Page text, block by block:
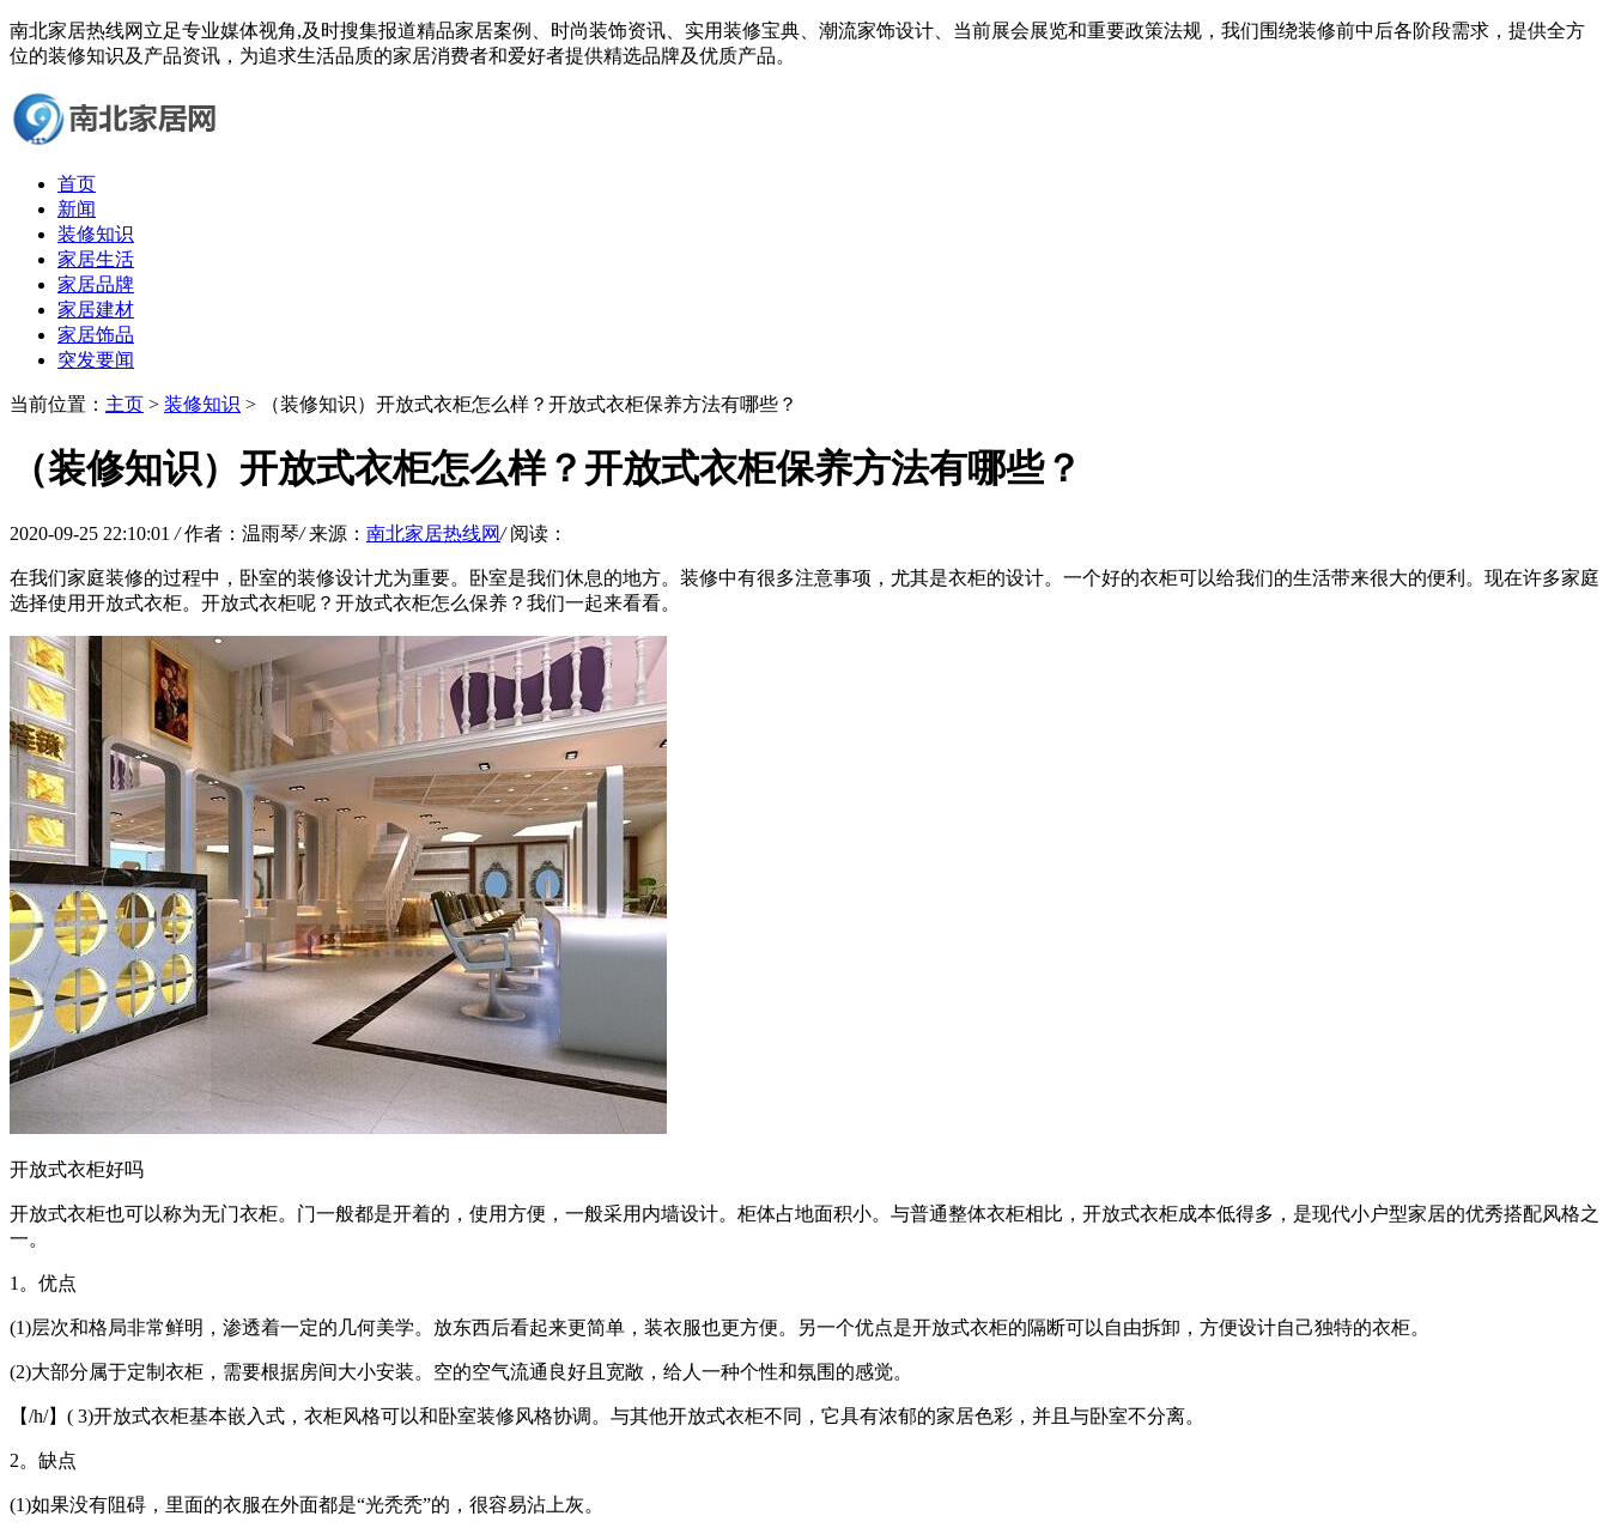
南北家居热线网立足专业媒体视角,及时搜集报道精品家居案例、时尚装饰资讯、实用装修宝典、潮流家饰设计、当前展会展览和重要政策法规，我们围绕装修前中后各阶段需求，提供全方
位的装修知识及产品资讯，为追求生活品质的家居消费者和爱好者提供精选品牌及优质产品。
首页
新闻
装修知识
家居生活
家居品牌
家居建材
家居饰品
突发要闻
当前位置： 主页 > 装修知识 > （装修知识）开放式衣柜怎么样？开放式衣柜保养方法有哪些？
（装修知识）开放式衣柜怎么样？开放式衣柜保养方法有哪些？
2020-09-25 22:10:01 / 作者：温雨琴/ 来源： 南北家居热线网/ 阅读：
在我们家庭装修的过程中，卧室的装修设计尤为重要。卧室是我们休息的地方。装修中有很多注意事项，尤其是衣柜的设计。一个好的衣柜可以给我们的生活带来很大的便利。现在许多家庭
选择使用开放式衣柜。开放式衣柜呢？开放式衣柜怎么保养？我们一起来看看。
开放式衣柜好吗
开放式衣柜也可以称为无门衣柜。门一般都是开着的，使用方便，一般采用内墙设计。柜体占地面积小。与普通整体衣柜相比，开放式衣柜成本低得多，是现代小户型家居的优秀搭配风格之
一。
1。优点
(1)层次和格局非常鲜明，渗透着一定的几何美学。放东西后看起来更简单，装衣服也更方便。另一个优点是开放式衣柜的隔断可以自由拆卸，方便设计自己独特的衣柜。
(2)大部分属于定制衣柜，需要根据房间大小安装。空的空气流通良好且宽敞，给人一种个性和氛围的感觉。
【/h/】( 3)开放式衣柜基本嵌入式，衣柜风格可以和卧室装修风格协调。与其他开放式衣柜不同，它具有浓郁的家居色彩，并且与卧室不分离。
2。缺点
(1)如果没有阻碍，里面的衣服在外面都是“光秃秃”的，很容易沾上灰。